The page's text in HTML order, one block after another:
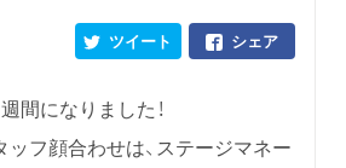
シェア
ツイート
間になりました！
ッフ顔合わせは、ステージマネー